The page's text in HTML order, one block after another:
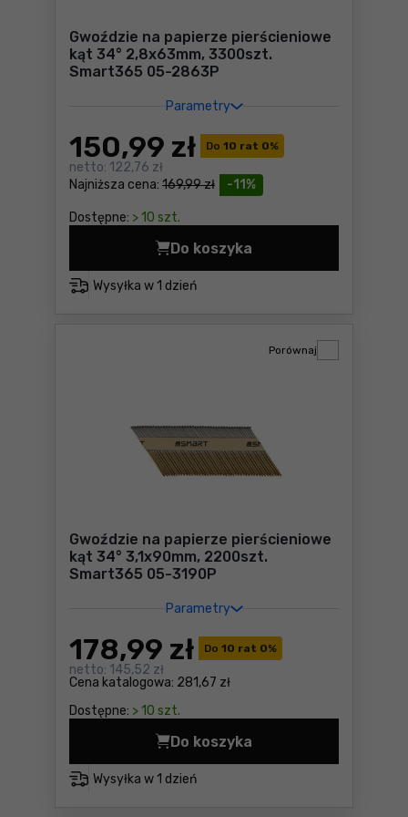
Gwoździe na papierze pierścieniowe
kąt 34° 2,8x63mm, 3300szt.
Smart365 05-2863P
Parametry
Do 10 rat 0%
-11%
Najniższa cena: 169,99 zł
150,99 zł
netto: 122,76 zł
Dostępne: > 10 szt.
Wysyłka w 1 dzień
Do koszyka
Gwoździe na papierze
Gwoździe na papierze pierścieniowe
kąt 34° 3,1x90mm, 2200szt.
Smart365 05-3190P
Parametry
Do 10 rat 0%
Cena katalogowa: 281,67 zł
178,99 zł
netto: 145,52 zł
Dostępne: > 10 szt.
Porównaj
Wysyłka w 1 dzień
Do koszyka
Gwoździe na papierze